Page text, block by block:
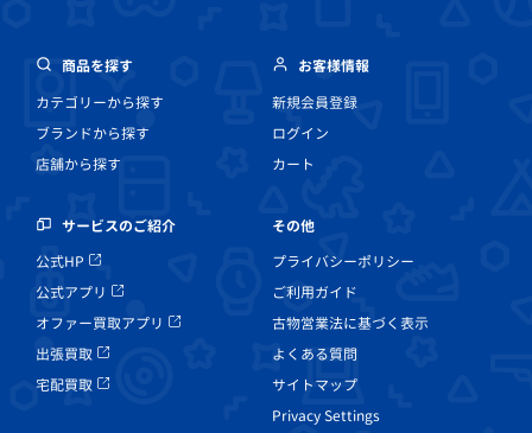
商品を探す
カテゴリーから探す
ブランドから探す
店舗から探す
お客様情報
新規会員登録
ログイン
カート
サービスのご紹介
公式HP
公式アプリ
オファー買取アプリ
出張買取
宅配買取
その他
プライバシーポリシー
ご利用ガイド
古物営業法に基づく表示
よくある質問
サイトマップ
Privacy Settings